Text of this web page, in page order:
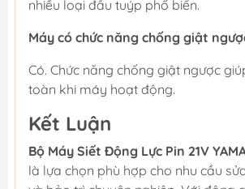
nhiều loại đầu tuýp phổ biến.
Máy có chức năng chống giật
Có. Chức năng chống giật ngược
toàn khi máy hoạt động.
Kết Luận
Bộ Máy Siết Động Lực Pin 21V
là lựa chọn phù hợp cho nhu cầu